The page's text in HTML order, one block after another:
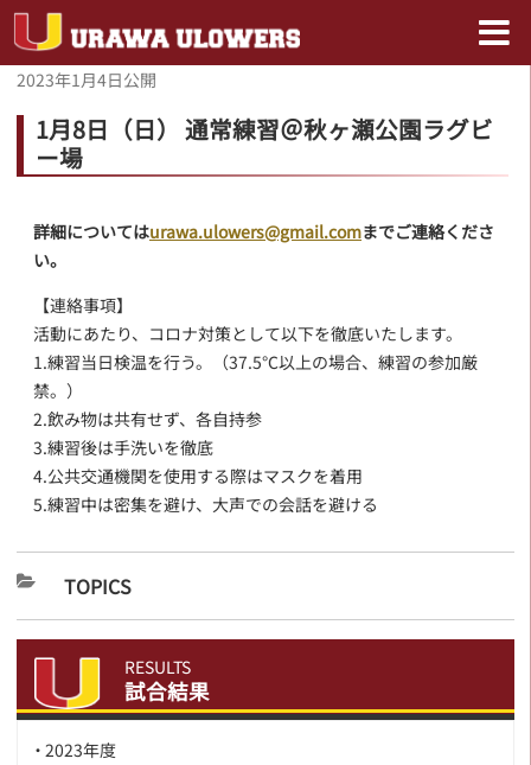
2023年1月4日公開
1月8日（日） 通常練習＠秋ヶ瀬公園ラグビ
ー場
詳細についてはurawa.ulowers@gmail.comまでご連絡くださ
い。
【連絡事項】
活動にあたり、コロナ対策として以下を徹底いたします。
1.練習当日検温を行う。（37.5℃以上の場合、練習の参加厳
禁。）
2.飲み物は共有せず、各自持参
3.練習後は手洗いを徹底
4.公共交通機関を使用する際はマスクを着用
5.練習中は密集を避け、大声での会話を避ける
TOPICS
RESULTS
試合結果
2023年度